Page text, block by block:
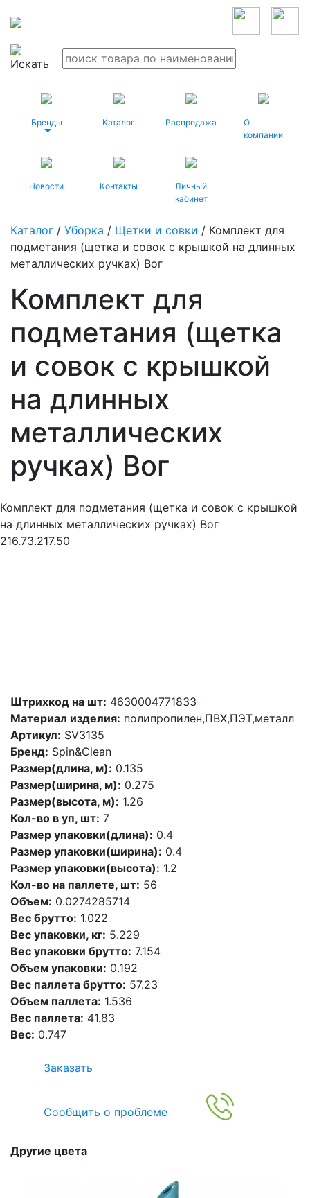
Бренды Каталог Распродажа
О
компании
Новости Контакты
Личный
кабинет
Каталог / Уборка / Щетки и совки / Комплект для
подметания (щетка и совок с крышкой на длинных
металлических ручках) Вог
Комплект для
подметания (щетка
и совок с крышкой
на длинных
металлических
ручках) Вог
Комплект для подметания (щетка и совок с крышкой
на длинных металлических ручках) Вог
216.73.217.50
Штрихкод на шт: 4630004771833
Материал изделия: полипропилен,ПВХ,ПЭТ,металл
Артикул: SV3135
Бренд: Spin&Clean
Размер(длина, м): 0.135
Размер(ширина, м): 0.275
Размер(высота, м): 1.26
Кол-во в уп, шт: 7
Размер упаковки(длина): 0.4
Размер упаковки(ширина): 0.4
Размер упаковки(высота): 1.2
Кол-во на паллете, шт: 56
Объем: 0.0274285714
Вес брутто: 1.022
Вес упаковки, кг: 5.229
Вес упаковки брутто: 7.154
Объем упаковки: 0.192
Вес паллета брутто: 57.23
Объем паллета: 1.536
Вес паллета: 41.83
Вес: 0.747
Заказать
Сообщить о проблеме
Другие цвета